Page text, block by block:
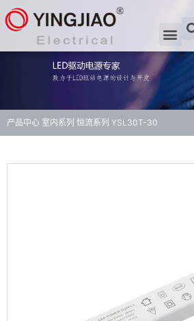
产品中心 室内系列 恒流系列 YSL30T-30